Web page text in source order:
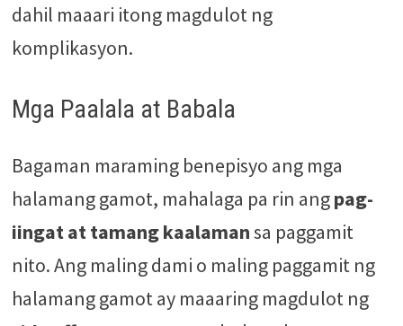
dahil maaari itong magdulot ng
komplikasyon.
Mga Paalala at Babala
Bagaman maraming benepisyo ang mga
halamang gamot, mahalaga pa rin angpag-
iingat at tamang kaalamansa paggamit
nito. Ang maling dami o maling paggamit ng
halamang gamot ay maaaring magdulot ng